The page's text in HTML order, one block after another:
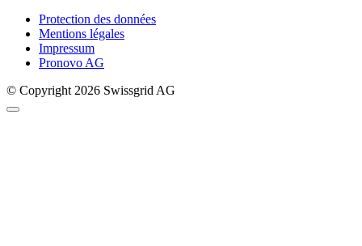
Protection des données
Mentions légales
Impressum
Pronovo AG
© Copyright 2026 Swissgrid AG